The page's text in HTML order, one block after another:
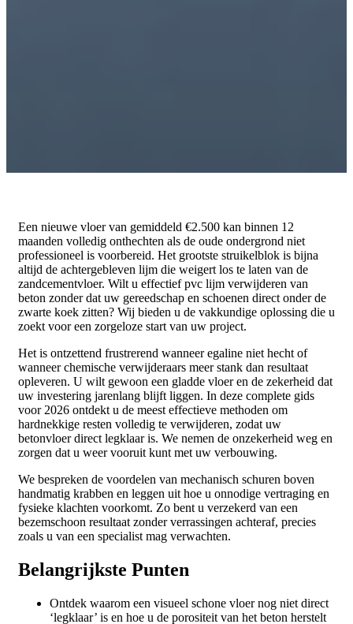
Een nieuwe vloer van gemiddeld €2.500 kan binnen 12
maanden volledig onthechten als de oude ondergrond niet
professioneel is voorbereid. Het grootste struikelblok is bijna
altijd de achtergebleven lijm die weigert los te laten van de
zandcementvloer. Wilt u effectief pvc lijm verwijderen van
beton zonder dat uw gereedschap en schoenen direct onder de
zwarte koek zitten? Wij bieden u de vakkundige oplossing die u
zoekt voor een zorgeloze start van uw project.
Het is ontzettend frustrerend wanneer egaline niet hecht of
wanneer chemische verwijderaars meer stank dan resultaat
opleveren. U wilt gewoon een gladde vloer en de zekerheid dat
uw investering jarenlang blijft liggen. In deze complete gids
voor 2026 ontdekt u de meest effectieve methoden om
hardnekkige resten volledig te verwijderen, zodat uw
betonvloer direct legklaar is. We nemen de onzekerheid weg en
zorgen dat u weer vooruit kunt met uw verbouwing.
We bespreken de voordelen van mechanisch schuren boven
handmatig krabben en leggen uit hoe u onnodige vertraging en
fysieke klachten voorkomt. Zo bent u verzekerd van een
bezemschoon resultaat zonder verrassingen achteraf, precies
zoals u van een specialist mag verwachten.
Belangrijkste Punten
Ontdek waarom een visueel schone vloer nog niet direct
‘legklaar’ is en hoe u de porositeit van het beton herstelt